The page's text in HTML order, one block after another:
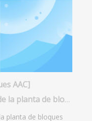
AAC]
bloques Flyash AAC
planta de bloques